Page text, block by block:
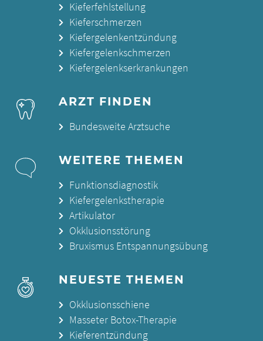
Kieferfehlstellung
Kieferschmerzen
Kiefergelenkentzündung
Kiefergelenkschmerzen
Kiefergelenkserkrankungen
ARZT FINDEN
Bundesweite Arztsuche
WEITERE THEMEN
Funktionsdiagnostik
Kiefergelenkstherapie
Artikulator
Okklusionsstörung
Bruxismus Entspannungsübung
NEUESTE THEMEN
Okklusionsschiene
Masseter Botox-Therapie
Kieferentzündung